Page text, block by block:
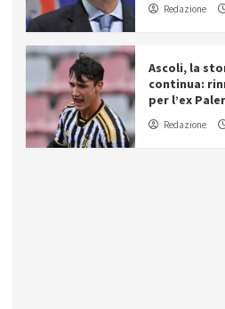
Redazione
Ascoli, la
continua:
per l’ex
Redazione